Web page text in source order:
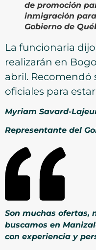
de promoción
inmigración
Gobierno de
La funcionaria
realizarán en
abril. Recomendó
oficiales para
Myriam Savard-
Representante del
Son muchas ofertas,
buscamos en
con experiencia y